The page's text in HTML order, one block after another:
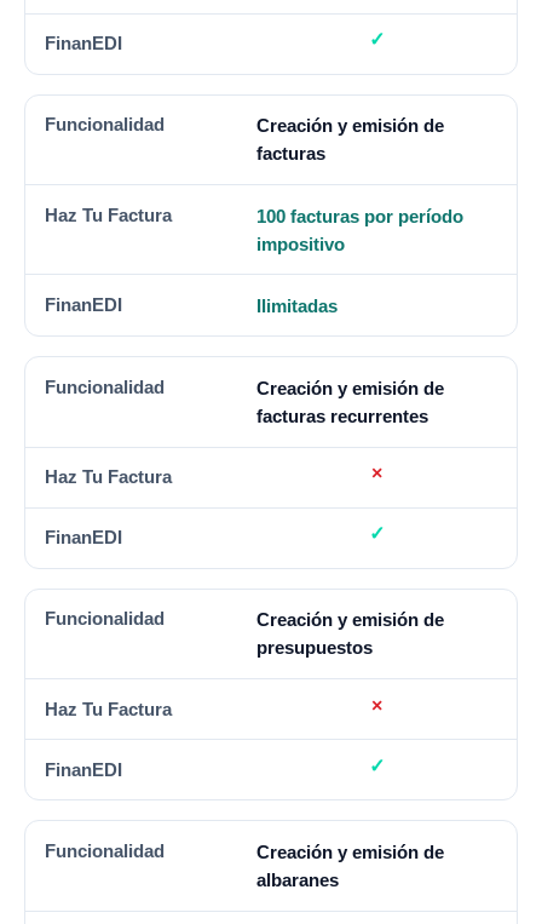
Creación y emisión de
facturas
100 facturas por período
impositivo
Ilimitadas
Creación y emisión de
facturas recurrentes
Creación y emisión de
presupuestos
Creación y emisión de
albaranes